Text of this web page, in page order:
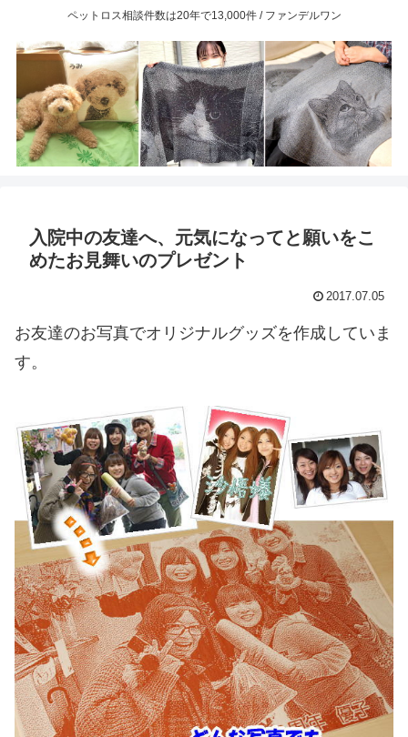
ペットロス相談件数は20年で13,000件 / ファンデルワン
入院中の友達へ、元気になってと願いをこ
めたお見舞いのプレゼント
2017.07.05
お友達のお写真でオリジナルグッズを作成していま
す。